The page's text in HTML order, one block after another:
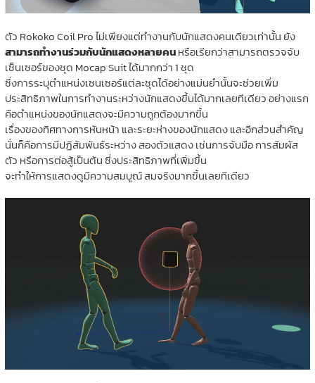
ตัว Rokoko Coil Pro ไม่เพียงแต่ทำงานกับนักแสดงคนเดียวเท่านั้น ยัง
สามารถทำงานร่วมกับนักแสดงหลายคนหรือเรียกว่าสามารถตรวจจับ
เซ็นเซอร์ของชุด Mocap Suit ได้มากกว่า 1 ชุด
ซึ่งการระบุตำแหน่งเซนเซอร์แต่ละชุดได้อย่างแม่นยำนั้นจะช่วยเพิ่ม
ประสิทธิภาพในการทำงานระหว่างนักแสดงขึ้นได้มากเลยทีเดียว อย่างแรก
คือตำแหน่งของนักแสดงจะมีความถูกต้องมากขึ้น
เรื่องของทิศทางการหันหน้า และระยะห่างของนักแสดง และอีกส่วนสำคัญ
นั่นก็คือการมีปฏิสัมพันธ์ระหว่าง สองตัวแสดง เช่นการจับมือ การสัมผัส
ตัว หรือการต่อสู้เป็นต้น ซึ่งประสิทธิภาพที่เพิ่มขึ้น
จะทำให้การแสดงดูมีความสมบูณ์ สมจริงมากขึ้นเลยทีเดียว